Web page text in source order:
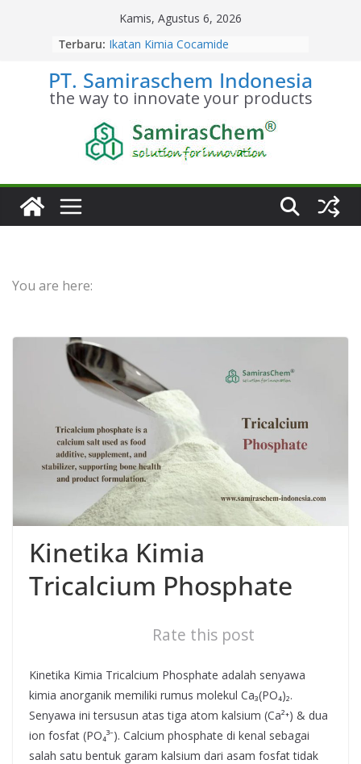
Kamis, Agustus 6, 2026
Terbaru: Ikatan Kimia Cocamide
Kesetimbangan Kimia Cocamide
Diethanolamine
Kinetika Kimia Cocamide
Diethanolamine
Stoikiometri Cocamide
Diethanolamine
Diethanolamine
PT. Samiraschem Indonesia
the way to innovate your products
You are here:
Kinetika Kimia
Tricalcium Phosphate
Rate this post
Kinetika Kimia Tricalcium Phosphate adalah senyawa
kimia anorganik memiliki rumus molekul Ca₃(PO₄)₂.
Senyawa ini tersusun atas tiga atom kalsium (Ca²⁺) & dua
ion fosfat (PO₄³⁻). Calcium phosphate di kenal sebagai
salah satu bentuk garam kalsium dari asam fosfat tidak